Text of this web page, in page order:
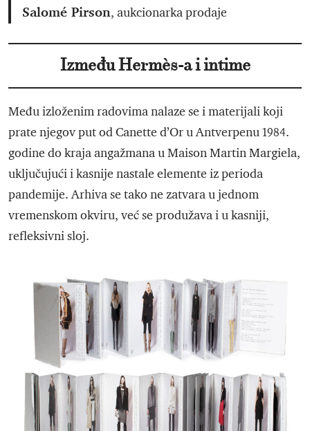
Salomé Pirson, aukcionarka prodaje
Između Hermès-a i intime
Među izloženim radovima nalaze se i materijali koji
prate njegov put od Canette d’Or u Antverpenu 1984.
godine do kraja angažmana u Maison Martin Margiela,
uključujući i kasnije nastale elemente iz perioda
pandemije. Arhiva se tako ne zatvara u jednom
vremenskom okviru, već se produžava i u kasniji,
refleksivni sloj.